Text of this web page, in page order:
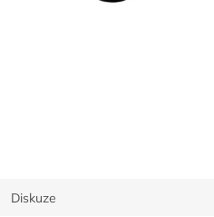
Diskuze